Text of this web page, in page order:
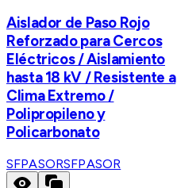
Aislador de Paso Rojo
Reforzado para Cercos
Eléctricos / Aislamiento
hasta 18 kV / Resistente a
Clima Extremo /
Polipropileno y
Policarbonato
SFPASORSFPASOR